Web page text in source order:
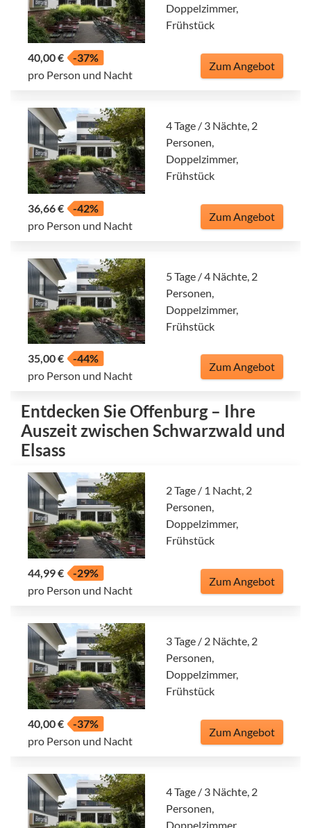
Doppelzimmer,
Frühstück
40,00 €
-37%
pro Person und Nacht
Zum Angebot
4 Tage / 3 Nächte, 2
Personen,
Doppelzimmer,
Frühstück
36,66 €
-42%
pro Person und Nacht
Zum Angebot
5 Tage / 4 Nächte, 2
Personen,
Doppelzimmer,
Frühstück
35,00 €
-44%
pro Person und Nacht
Zum Angebot
Entdecken Sie Offenburg – Ihre
Auszeit zwischen Schwarzwald und
Elsass
2 Tage / 1 Nacht, 2
Personen,
Doppelzimmer,
Frühstück
44,99 €
-29%
pro Person und Nacht
Zum Angebot
3 Tage / 2 Nächte, 2
Personen,
Doppelzimmer,
Frühstück
40,00 €
-37%
pro Person und Nacht
Zum Angebot
4 Tage / 3 Nächte, 2
Personen,
Doppelzimmer,